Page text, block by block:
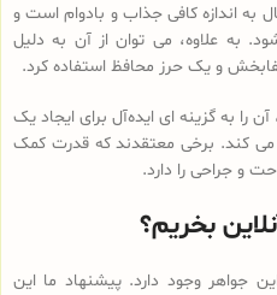
به اندازه کافی جذاب و بادوام است و
به علاوه، می توان از آن به دلیل
و یک حرز محافظ استفاده کرد.
را به گزینه ای ایده‌آل برای ایجاد یک
می کند. برخی معتقدند که قدرت کمک
و جراحی را دارد.
بخریم؟
جواهر وجود دارد. پیشنهاد ما این